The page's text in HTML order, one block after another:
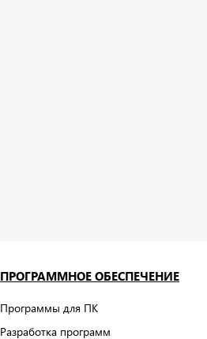
ПРОГРАММНОЕ ОБЕСПЕЧЕНИЕ
Программы для ПК
Разработка программ